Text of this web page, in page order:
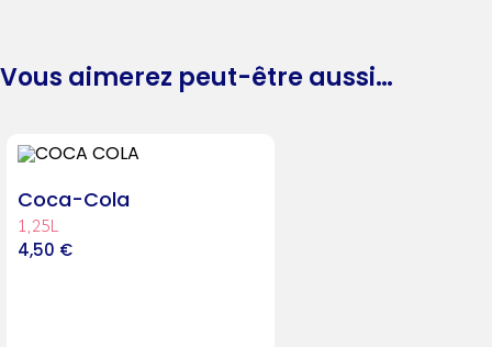
Vous aimerez peut-être aussi…
Coca-Cola
1,25L
4,50 €